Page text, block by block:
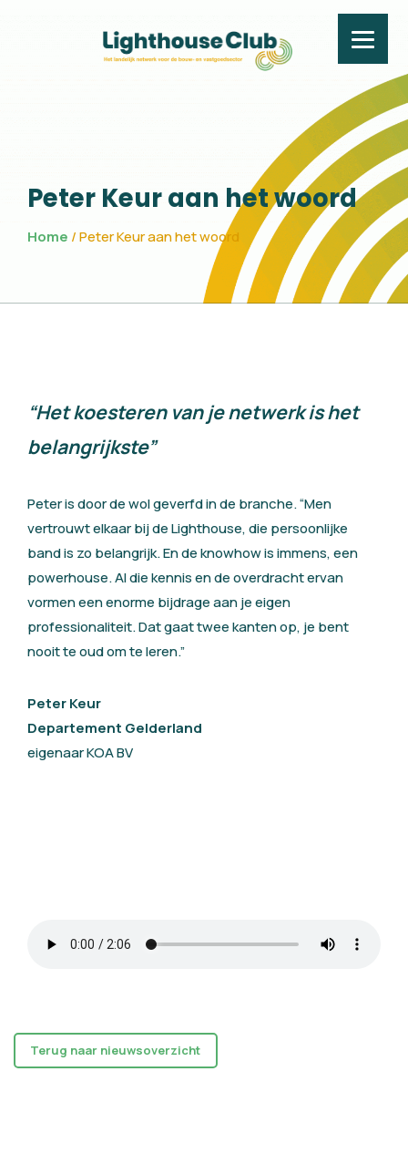
Peter Keur aan het
Peter Keur aan het woord
Home /Peter Keur aan het woord
“Het koesteren van je netwerk is het
belangrijkste”
Peter is door de wol geverfd in de branche. “Men
vertrouwt elkaar bij de Lighthouse, die persoonlijke
band is zo belangrijk. En de knowhow is immens, een
powerhouse. Al die kennis en de overdracht ervan
vormen een enorme bijdrage aan je eigen
professionaliteit. Dat gaat twee kanten op, je bent
nooit te oud om te leren.”
Peter Keur
Departement Gelderland
eigenaar KOA BV
Terug naar nieuwsoverzicht